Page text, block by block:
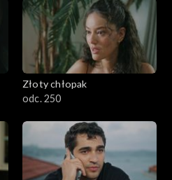
Złoty chłopak
odc. 250